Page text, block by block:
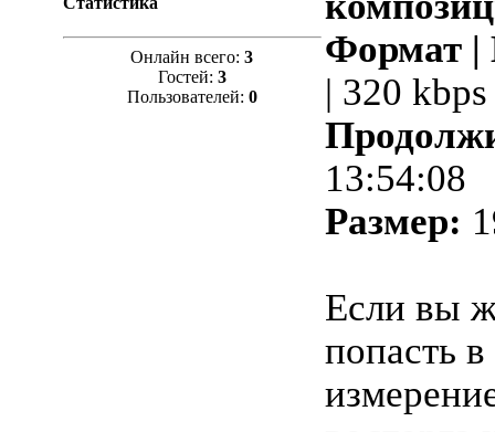
Онлайн всего: 3
Гостей: 3
Пользователей: 0
Формат |
| 320 kbps
13:54:08
Размер:
Если вы
попасть